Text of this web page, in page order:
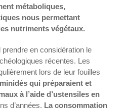
métaboliques,
nous permettant
nutriments végétaux.
prendre en considération le
récentes. Les
lors de leur fouilles
qui préparaient et
à l’aide d’ustensiles en
d’années. La consommation